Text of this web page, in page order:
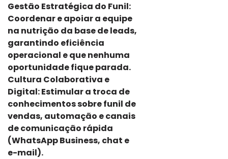
Gestão Estratégica do Funil:
Coordenar e apoiar a equipe
na nutrição da base de leads,
garantindo eficiência
operacional e que nenhuma
oportunidade fique parada.
Cultura Colaborativa e
Digital: Estimular a troca de
conhecimentos sobre funil de
vendas, automação e canais
de comunicação rápida
(WhatsApp Business, chat e
e-mail).